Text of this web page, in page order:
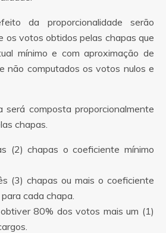
da proporcionalidade serão
os votos obtidos pelas chapas que
mínimo e com aproximação de
não computados os votos nulos e
composta proporcionalmente
chapas.
(2) chapas o coeficiente mínimo
(3) chapas ou mais o coeficiente
cada chapa.
80% dos votos mais um (1)